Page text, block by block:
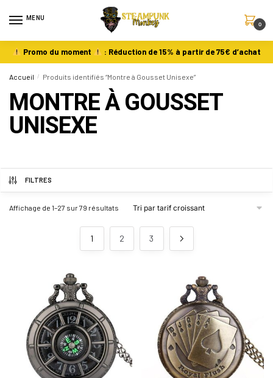
MENU
0
Promo du moment : Réduction de 15% à partir de 75€ d’achat
Accueil / Produits identifiés “Montre à Gousset Unisexe”
MONTRE À GOUSSET
UNISEXE
FILTRES
Affichage de 1–27 sur 79 résultats
1 2 3